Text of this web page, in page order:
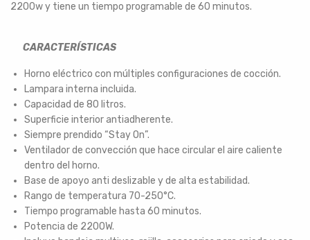
2200w y tiene un tiempo programable de 60 minutos.
CARACTERÍSTICAS
Horno eléctrico con múltiples configuraciones de cocción.
Lampara interna incluida.
Capacidad de 80 litros.
Superficie interior antiadherente.
Siempre prendido “Stay On”.
Ventilador de convección que hace circular el aire caliente
dentro del horno.
Base de apoyo anti deslizable y de alta estabilidad.
Rango de temperatura 70-250°C.
Tiempo programable hasta 60 minutos.
Potencia de 2200W.